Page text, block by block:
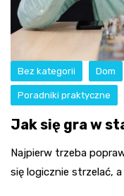
Bez kategorii Dom
Poradniki praktyczne
Jak się gra w
Najpierw trzeba
się logicznie strzelać,